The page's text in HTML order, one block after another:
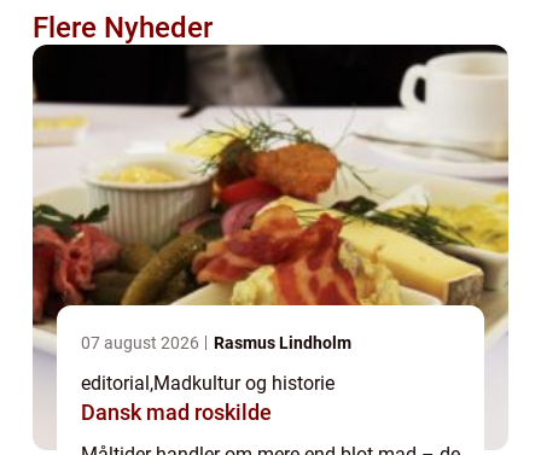
Flere Nyheder
07 august 2026 Rasmus Lindholm
editorial,Madkultur og historie
Dansk mad roskilde